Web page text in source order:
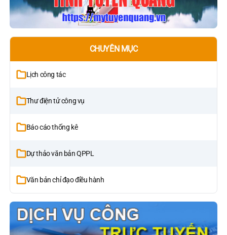
CHUYÊN MỤC
Lịch công tác
Thư điện tử công vụ
Báo cáo thống kê
Dự thảo văn bản QPPL
Văn bản chỉ đạo điều hành